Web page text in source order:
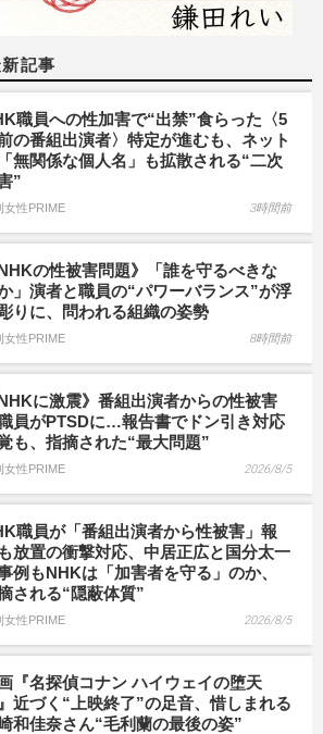
記事
職員への性加害で“出禁”食らった〈5
の番組出演者〉特定が進むも、ネット
無関係な個人名」も拡散される“二次
”
女性PRIME 3時間前
NHKの性被害問題》「誰を守るべきな
」演者と職員の“パワーバランス”が浮
りに、問われる組織の姿勢
女性PRIME 8時間前
NHKに激震》番組出演者からの性被害
員がPTSDに…報告書でドン引き対応
も、指摘された“最大問題”
女性PRIME 2026/8/5
職員が「番組出演者から性被害」報
放置の衝撃対応、中居正広と国分太一
例もNHKは「加害者を守る」のか、
される“隠蔽体質”
女性PRIME 2026/8/5
『名探偵コナン ハイウェイの堕天
近づく“上映終了”の足音、惜しまれる
和佳奈さん“毛利蘭の最後の姿”